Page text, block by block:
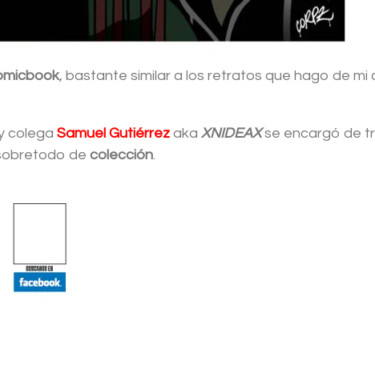
, bastante similar a los retratos que hago de mi
colega Samuel Gutiérrez aka XNIDEAXse encargó de
de colección.